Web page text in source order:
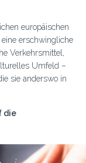
europäischen
eine erschwingliche
Verkehrsmittel,
Umfeld –
sie anderswo in
die